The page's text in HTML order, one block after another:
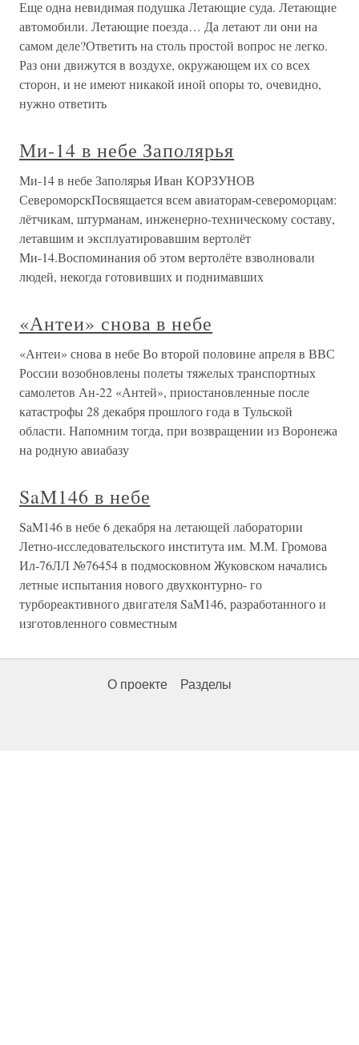
Еще одна невидимая подушка Летающие суда. Летающие
автомобили. Летающие поезда… Да летают ли они на
самом деле?Ответить на столь простой вопрос не легко.
Раз они движутся в воздухе, окружающем их со всех
сторон, и не имеют никакой иной опоры то, очевидно,
нужно ответить
Ми-14 в небе Заполярья
Ми-14 в небе Заполярья Иван КОРЗУНОВ
СевероморскПосвящается всем авиаторам-североморцам:
лётчикам, штурманам, инженерно-техническому составу,
летавшим и эксплуатировавшим вертолёт
Ми-14.Воспоминания об этом вертолёте взволновали
людей, некогда готовивших и поднимавших
«Антеи» снова в небе
«Антеи» снова в небе Во второй половине апреля в ВВС
России возобновлены полеты тяжелых транспортных
самолетов Ан-22 «Антей», приостановленные после
катастрофы 28 декабря прошлого года в Тульской
области. Напомним тогда, при возвращении из Воронежа
на родную авиабазу
SaM146 в небе
SaM146 в небе 6 декабря на летающей лаборатории
Летно-исследовательского института им. М.М. Громова
Ил-76ЛЛ №76454 в подмосковном Жуковском начались
летные испытания нового двухконтурно- го
турбореактивного двигателя SaM146, разработанного и
изготовленного совместным
О проекте Разделы